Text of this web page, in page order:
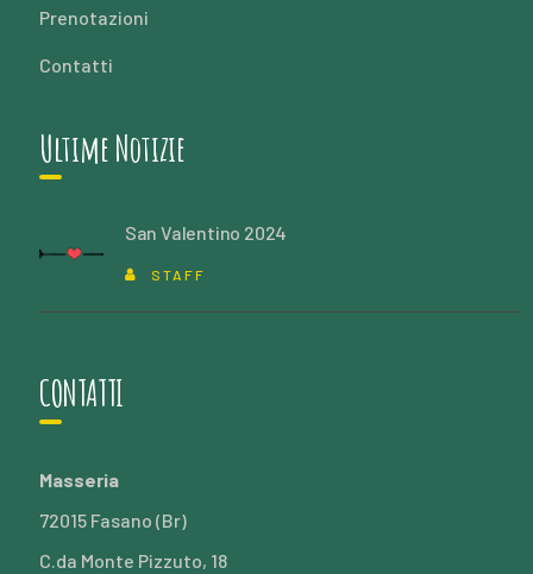
Prenotazioni
Contatti
Ultime Notizie
San Valentino 2024
STAFF
CONTATTI
Masseria
72015 Fasano (Br)
C.da Monte Pizzuto, 18